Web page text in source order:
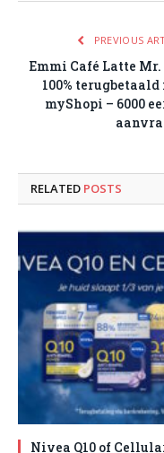
PREVIOUS
Emmi Café Latte Mr.
100% terugbetaald
myShopi – 6000
RELATED POSTS
Nivea Q10 of